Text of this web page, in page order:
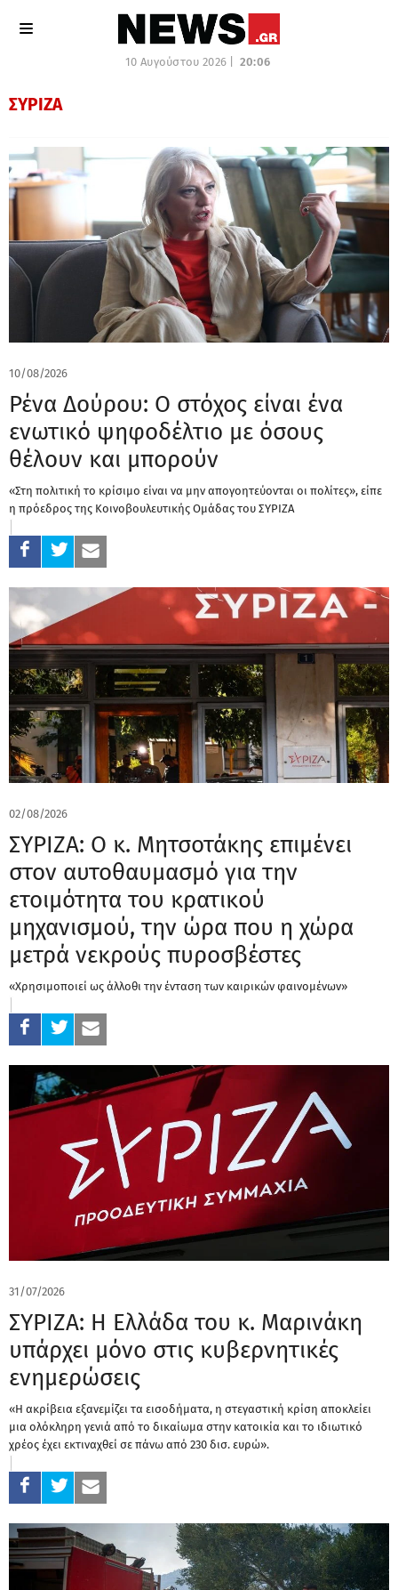
10 Αυγούστου 2026 | 20:06
ΣΥΡΙΖΑ
10/08/2026
Ρένα Δούρου: Ο στόχος είναι ένα
ενωτικό ψηφοδέλτιο με όσους
θέλουν και μπορούν
«Στη πολιτική το κρίσιμο είναι να μην απογοητεύονται οι πολίτες», είπε
η πρόεδρος της Κοινοβουλευτικής Ομάδας του ΣΥΡΙΖΑ
02/08/2026
ΣΥΡΙΖΑ: Ο κ. Μητσοτάκης επιμένει
στον αυτοθαυμασμό για την
ετοιμότητα του κρατικού
μηχανισμού, την ώρα που η χώρα
μετρά νεκρούς πυροσβέστες
«Χρησιμοποιεί ως άλλοθι την ένταση των καιρικών φαινομένων»
31/07/2026
ΣΥΡΙΖΑ: Η Ελλάδα του κ. Μαρινάκη
υπάρχει μόνο στις κυβερνητικές
ενημερώσεις
«Η ακρίβεια εξανεμίζει τα εισοδήματα, η στεγαστική κρίση αποκλείει
μια ολόκληρη γενιά από το δικαίωμα στην κατοικία και το ιδιωτικό
χρέος έχει εκτιναχθεί σε πάνω από 230 δισ. ευρώ».